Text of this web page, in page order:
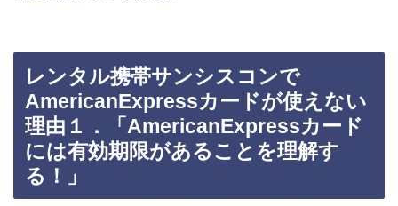
レンタル携帯サンシスコンで
AmericanExpressカードが使えない
理由１．「AmericanExpressカード
には有効期限があることを理解す
る！」